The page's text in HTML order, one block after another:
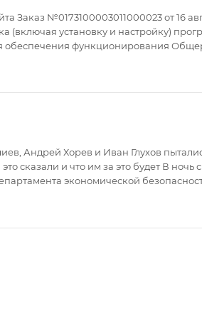
№0173100003011000023 от 16
(включая установку и настройку)
функционирования
Андрей Хорев и Иван Глухов
сказали и что им за это будет В ночь
экономической